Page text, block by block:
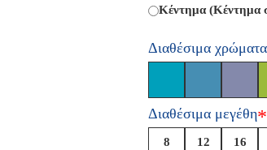
Κέντημα (Κέντημα
Διαθέσιμα χρώματα
*
Διαθέσιμα μεγέθη
8 12 16